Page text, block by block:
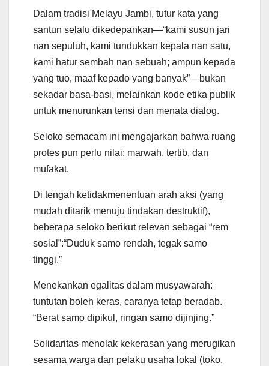
Dalam tradisi Melayu Jambi, tutur kata yang
santun selalu dikedepankan—“kami susun jari
nan sepuluh, kami tundukkan kepala nan satu,
kami hatur sembah nan sebuah; ampun kepada
yang tuo, maaf kepado yang banyak”—bukan
sekadar basa-basi, melainkan kode etika publik
untuk menurunkan tensi dan menata dialog.
Seloko semacam ini mengajarkan bahwa ruang
protes pun perlu nilai: marwah, tertib, dan
mufakat.
Di tengah ketidakmenentuan arah aksi (yang
mudah ditarik menuju tindakan destruktif),
beberapa seloko berikut relevan sebagai “rem
sosial”:“Duduk samo rendah, tegak samo
tinggi.”
Menekankan egalitas dalam musyawarah:
tuntutan boleh keras, caranya tetap beradab.
“Berat samo dipikul, ringan samo dijinjing.”
Solidaritas menolak kekerasan yang merugikan
sesama warga dan pelaku usaha lokal (toko,